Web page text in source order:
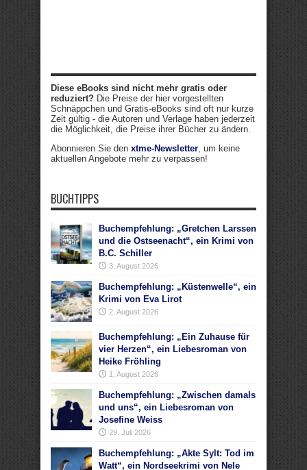
Diese eBooks sind nicht mehr gratis oder
reduziert? Die Preise der hier vorgestellten
Schnäppchen und Gratis-eBooks sind oft nur kurze
Zeit gültig - die Autoren und Verlage haben jederzeit
die Möglichkeit, die Preise ihrer Bücher zu ändern.
Abonnieren Sie den xtme-Newsletter, um keine
aktuellen Angebote mehr zu verpassen!
BUCHTIPPS
Buchempfehlung: „Gretchen Larssen
und die Ostseenacht“, ein Krimi von
B.C. Schiller
3. August 2026
Buchempfehlung: „Küstenwelle“, ein
Krimi von Eva Lirot
2. August 2026
Buchempfehlung: „Ein Zuhause für
vier Herzen“, ein Liebesroman von
Heike Fröhling
1. August 2026
Buchempfehlung: „Zwischen damals
und uns“, ein Liebesroman von
Josefine Weiss
29. Juli 2026
Buchempfehlung: „Akte Sylt: Tod im
Watt“, ein Nordseekrimi von Nele